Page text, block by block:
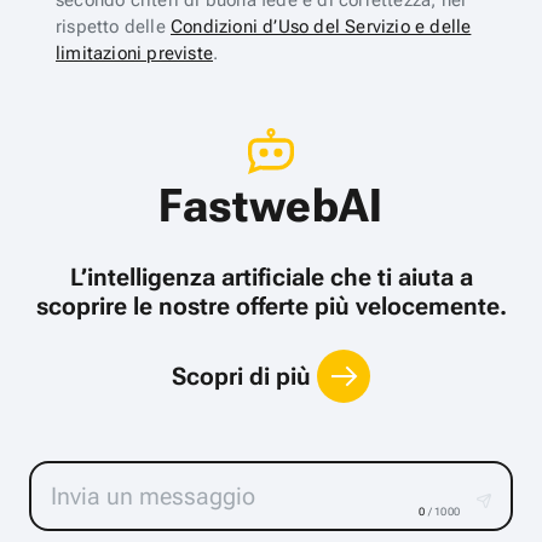
rispetto delle Condizioni d’Uso del Servizio e delle
limitazioni previste.
FastwebAI
L’intelligenza artificiale che ti aiuta a
scoprire le nostre offerte più velocemente.
Scopri di più
0 / 1000